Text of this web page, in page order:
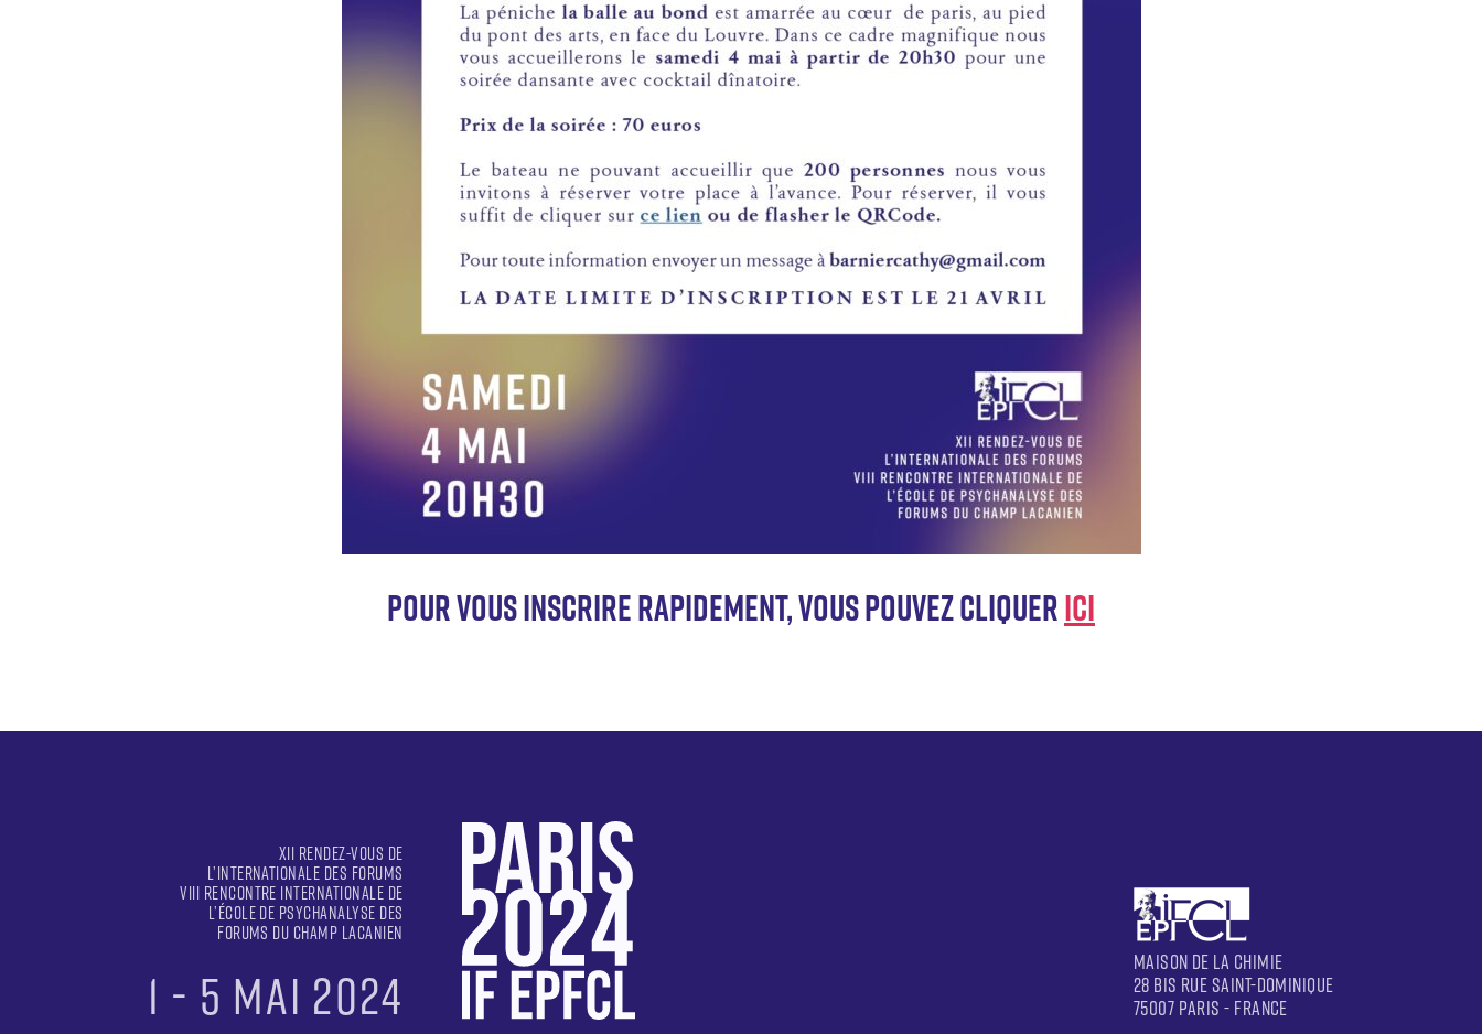
Pour vous inscrire rapidement, vous pouvez cliquerICI
XII RENDEZ-VOUS DE
L’INTERNATIONALE DES FORUMS
VIII RENCONTRE INTERNATIONALE DE
L’ÉCOLE DE PSYCHANALYSE DES
FORUMS DU CHAMP LACANIEN
1 - 5 MAI 2024
MAISON DE LA CHIMIE
28 BIS RUE SAINT-DOMINIQUE
75007 PARIS - FRANCE